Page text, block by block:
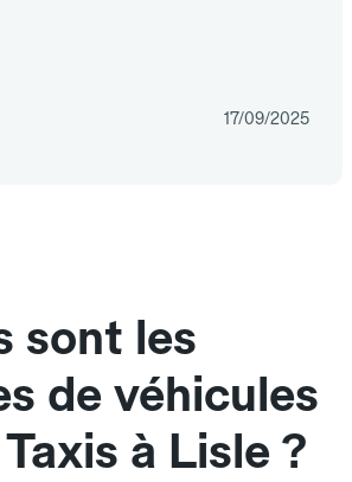
17/09/2025
sont les
de véhicules
à Lisle ?